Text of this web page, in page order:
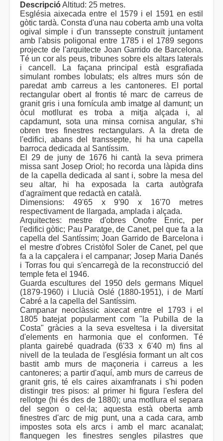
DescripcióAltitud: 25 metres.
Església aixecada entre el 1579 i el 1591 en estil
gòtic tardà. Consta d'una nau coberta amb una volta
ogival simple i d'un transsepte construït juntament
amb l'absis poligonal entre 1785 i el 1789 segons
projecte de l'arquitecte Joan Garrido de Barcelona.
Té un cor als peus, tribunes sobre els altars laterals
i cancell. La façana principal està esgrafiada
simulant rombes lobulats; els altres murs són de
paredat amb carreus a les cantoneres. El portal
rectangular obert al frontis té marc de carreus de
granit gris i una fornícula amb imatge al damunt; un
òcul motllurat es troba a mitja alçada i, al
capdamunt, sota una minsa cornisa angular, s'hi
obren tres finestres rectangulars. A la dreta de
l'edifici, abans del transsepte, hi ha una capella
barroca dedicada al Santíssim.
El 29 de juny de 1676 hi cantà la seva primera
missa sant Josep Oriol; ho recorda una làpida dins
de la capella dedicada al sant i, sobre la mesa del
seu altar, hi ha exposada la carta autògrafa
d'agraïment que redactà en català.
Dimensions: 49'65 x 9'90 x 16'70 metres
respectivament de llargada, amplada i alçada.
Arquitectes: mestre d'obres Onofre Enric, per
l'edifici gòtic; Pau Paratge, de Canet, pel que fa a la
capella del Santíssim; Joan Garrido de Barcelona i
el mestre d'obres Cristòfol Soler de Canet, pel que
fa a la capçalera i el campanar; Josep Maria Danés
i Torras fou qui s'encarregà de la reconstrucció del
temple feta el 1946.
Guarda escultures del 1950 dels germans Miquel
(1879-1960) i Llucià Oslé (1880-1951), i de Martí
Cabré a la capella del Santíssim.
Campanar neoclàssic aixecat entre el 1793 i el
1805 batejat popularment com "la Pubilla de la
Costa" gràcies a la seva esveltesa i la diversitat
d'elements en harmonia que el conformen. Té
planta gairebé quadrada (6'33 x 6'40 m) fins al
nivell de la teulada de l'església formant un alt cos
bastit amb murs de maçoneria i carreus a les
cantoneres; a partir d'aquí, amb murs de carreus de
granit gris, té els caires aixamfranats i s'hi poden
distingir tres pisos: al primer hi figura l'esfera del
rellotge (hi és des de 1880); una motllura el separa
del segon o cel·la; aquesta està oberta amb
finestres d'arc de mig punt, una a cada cara, amb
impostes sota els arcs i amb el marc acanalat;
flanquegen les finestres sengles pilastres que